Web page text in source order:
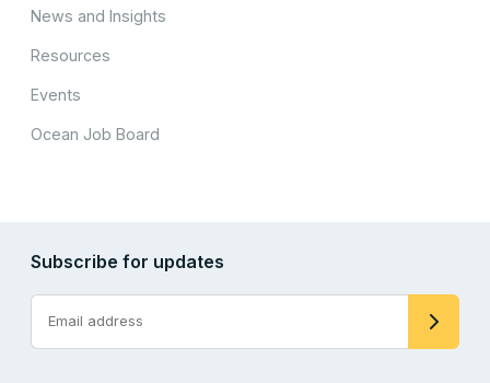
News and Insights
Resources
Events
Ocean Job Board
Subscribe for updates